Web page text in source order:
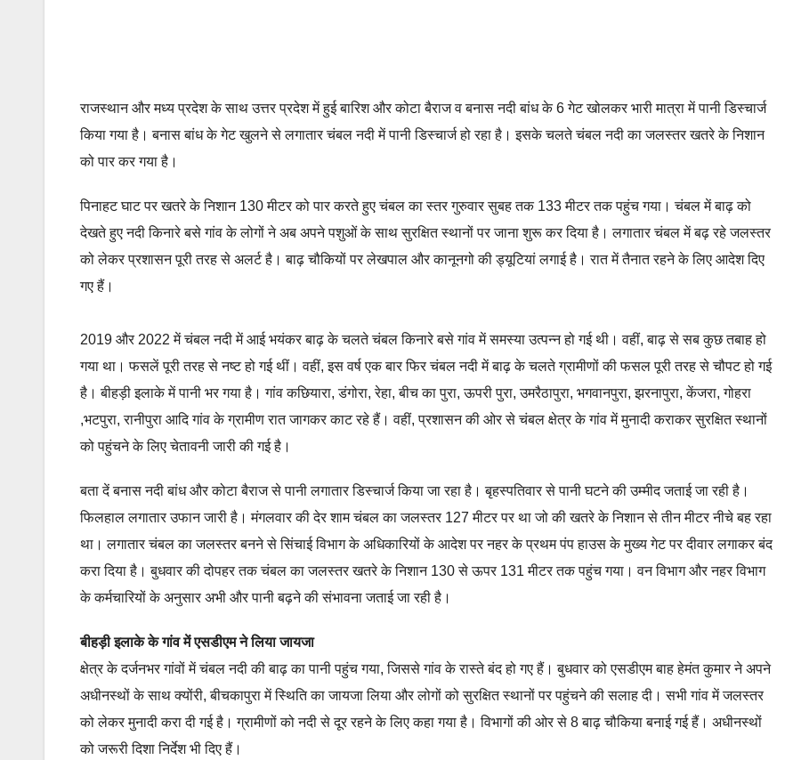
राजस्थान और मध्य प्रदेश के साथ उत्तर प्रदेश में हुई बारिश और कोटा बैराज व बनास नदी बांध के 6 गेट खोलकर भारी मात्रा में पानी डिस्चार्ज
किया गया है। बनास बांध के गेट खुलने से लगातार चंबल नदी में पानी डिस्चार्ज हो रहा है। इसके चलते चंबल नदी का जलस्तर खतरे के निशान
को पार कर गया है।
पिनाहट घाट पर खतरे के निशान 130 मीटर को पार करते हुए चंबल का स्तर गुरुवार सुबह तक 133 मीटर तक पहुंच गया। चंबल में बाढ़ को
देखते हुए नदी किनारे बसे गांव के लोगों ने अब अपने पशुओं के साथ सुरक्षित स्थानों पर जाना शुरू कर दिया है। लगातार चंबल में बढ़ रहे जलस्तर
को लेकर प्रशासन पूरी तरह से अलर्ट है। बाढ़ चौकियों पर लेखपाल और कानूनगो की ड्यूटियां लगाई है। रात में तैनात रहने के लिए आदेश दिए
गए हैं।
2019 और 2022 में चंबल नदी में आई भयंकर बाढ़ के चलते चंबल किनारे बसे गांव में समस्या उत्पन्न हो गई थी। वहीं, बाढ़ से सब कुछ तबाह हो
गया था। फसलें पूरी तरह से नष्ट हो गई थीं। वहीं, इस वर्ष एक बार फिर चंबल नदी में बाढ़ के चलते ग्रामीणों की फसल पूरी तरह से चौपट हो गई
है। बीहड़ी इलाके में पानी भर गया है। गांव कछियारा, डंगोरा, रेहा, बीच का पुरा, ऊपरी पुरा, उमरैठापुरा, भगवानपुरा, झरनापुरा, केंजरा, गोहरा
,भटपुरा, रानीपुरा आदि गांव के ग्रामीण रात जागकर काट रहे हैं। वहीं, प्रशासन की ओर से चंबल क्षेत्र के गांव में मुनादी कराकर सुरक्षित स्थानों
को पहुंचने के लिए चेतावनी जारी की गई है।
बता दें बनास नदी बांध और कोटा बैराज से पानी लगातार डिस्चार्ज किया जा रहा है। बृहस्पतिवार से पानी घटने की उम्मीद जताई जा रही है।
फिलहाल लगातार उफान जारी है। मंगलवार की देर शाम चंबल का जलस्तर 127 मीटर पर था जो की खतरे के निशान से तीन मीटर नीचे बह रहा
था। लगातार चंबल का जलस्तर बनने से सिंचाई विभाग के अधिकारियों के आदेश पर नहर के प्रथम पंप हाउस के मुख्य गेट पर दीवार लगाकर बंद
करा दिया है। बुधवार की दोपहर तक चंबल का जलस्तर खतरे के निशान 130 से ऊपर 131 मीटर तक पहुंच गया। वन विभाग और नहर विभाग
के कर्मचारियों के अनुसार अभी और पानी बढ़ने की संभावना जताई जा रही है।
बीहड़ी इलाके के गांव में एसडीएम ने लिया जायजा
क्षेत्र के दर्जनभर गांवों में चंबल नदी की बाढ़ का पानी पहुंच गया, जिससे गांव के रास्ते बंद हो गए हैं। बुधवार को एसडीएम बाह हेमंत कुमार ने अपने
अधीनस्थों के साथ क्योंरी, बीचकापुरा में स्थिति का जायजा लिया और लोगों को सुरक्षित स्थानों पर पहुंचने की सलाह दी। सभी गांव में जलस्तर
को लेकर मुनादी करा दी गई है। ग्रामीणों को नदी से दूर रहने के लिए कहा गया है। विभागों की ओर से 8 बाढ़ चौकिया बनाई गई हैं। अधीनस्थों
को जरूरी दिशा निर्देश भी दिए हैं।